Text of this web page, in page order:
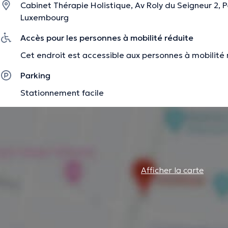
Le coaching en rééquilibrage alimentaire vise à mettre en
personnalisé, basé sur la prise de conscience des besoins
nourriture, et l’apprentissage de manger en pleine
d’ajuster le parcours en douceur et sans frustration.
Cabinet Thérapie Holistique, Av Roly du Seigneur 2,
Luxembourg
Accès pour les personnes à mobilité réduite
Cet endroit est accessible aux personnes à mobilité
Parking
Stationnement facile
Afficher la carte